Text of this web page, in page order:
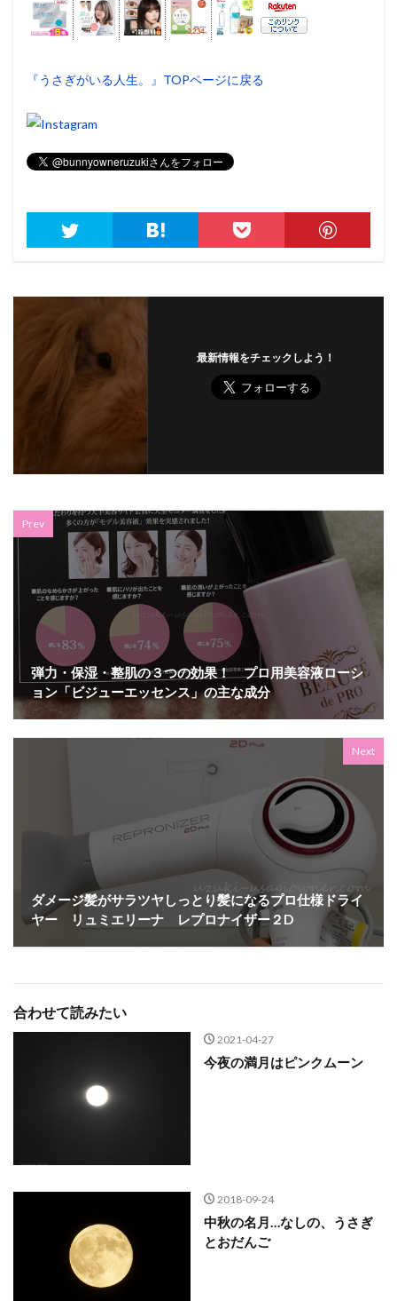
『うさぎがいる人生。』TOPページに戻る
最新情報をチェックしよう！
Prev
弾力・保湿・整肌の３つの効果！ プロ用美容液ローシ
ョン「ビジューエッセンス」の主な成分
Next
ダメージ髪がサラツヤしっとり髪になるプロ仕様ドライ
ヤー リュミエリーナ レプロナイザー２D
合わせて読みたい
2021-04-27
今夜の満月はピンクムーン
2018-09-24
中秋の名月…なしの、うさぎ
とおだんご